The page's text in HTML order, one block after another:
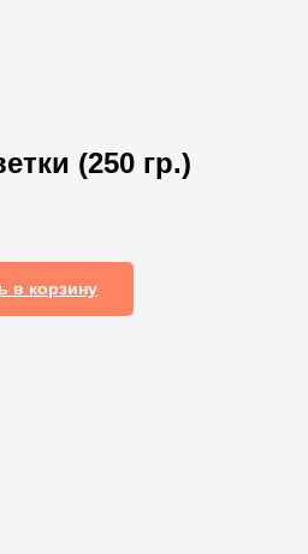
(250 гр.)
в корзину